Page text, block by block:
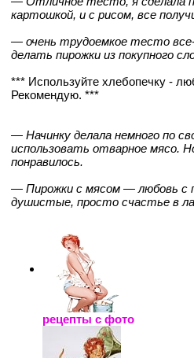
картошкой, и с рисом, все
— очень трудоемкое тесто
делать пирожки из покупного
*** Используйте хлебопечку -
Рекомендую. ***
— Начинку делала немного по
использовать отварное мясо.
понравилось.
— Пирожки с мясом — любовь с
душистые, просто счастье в
рецепты с фото